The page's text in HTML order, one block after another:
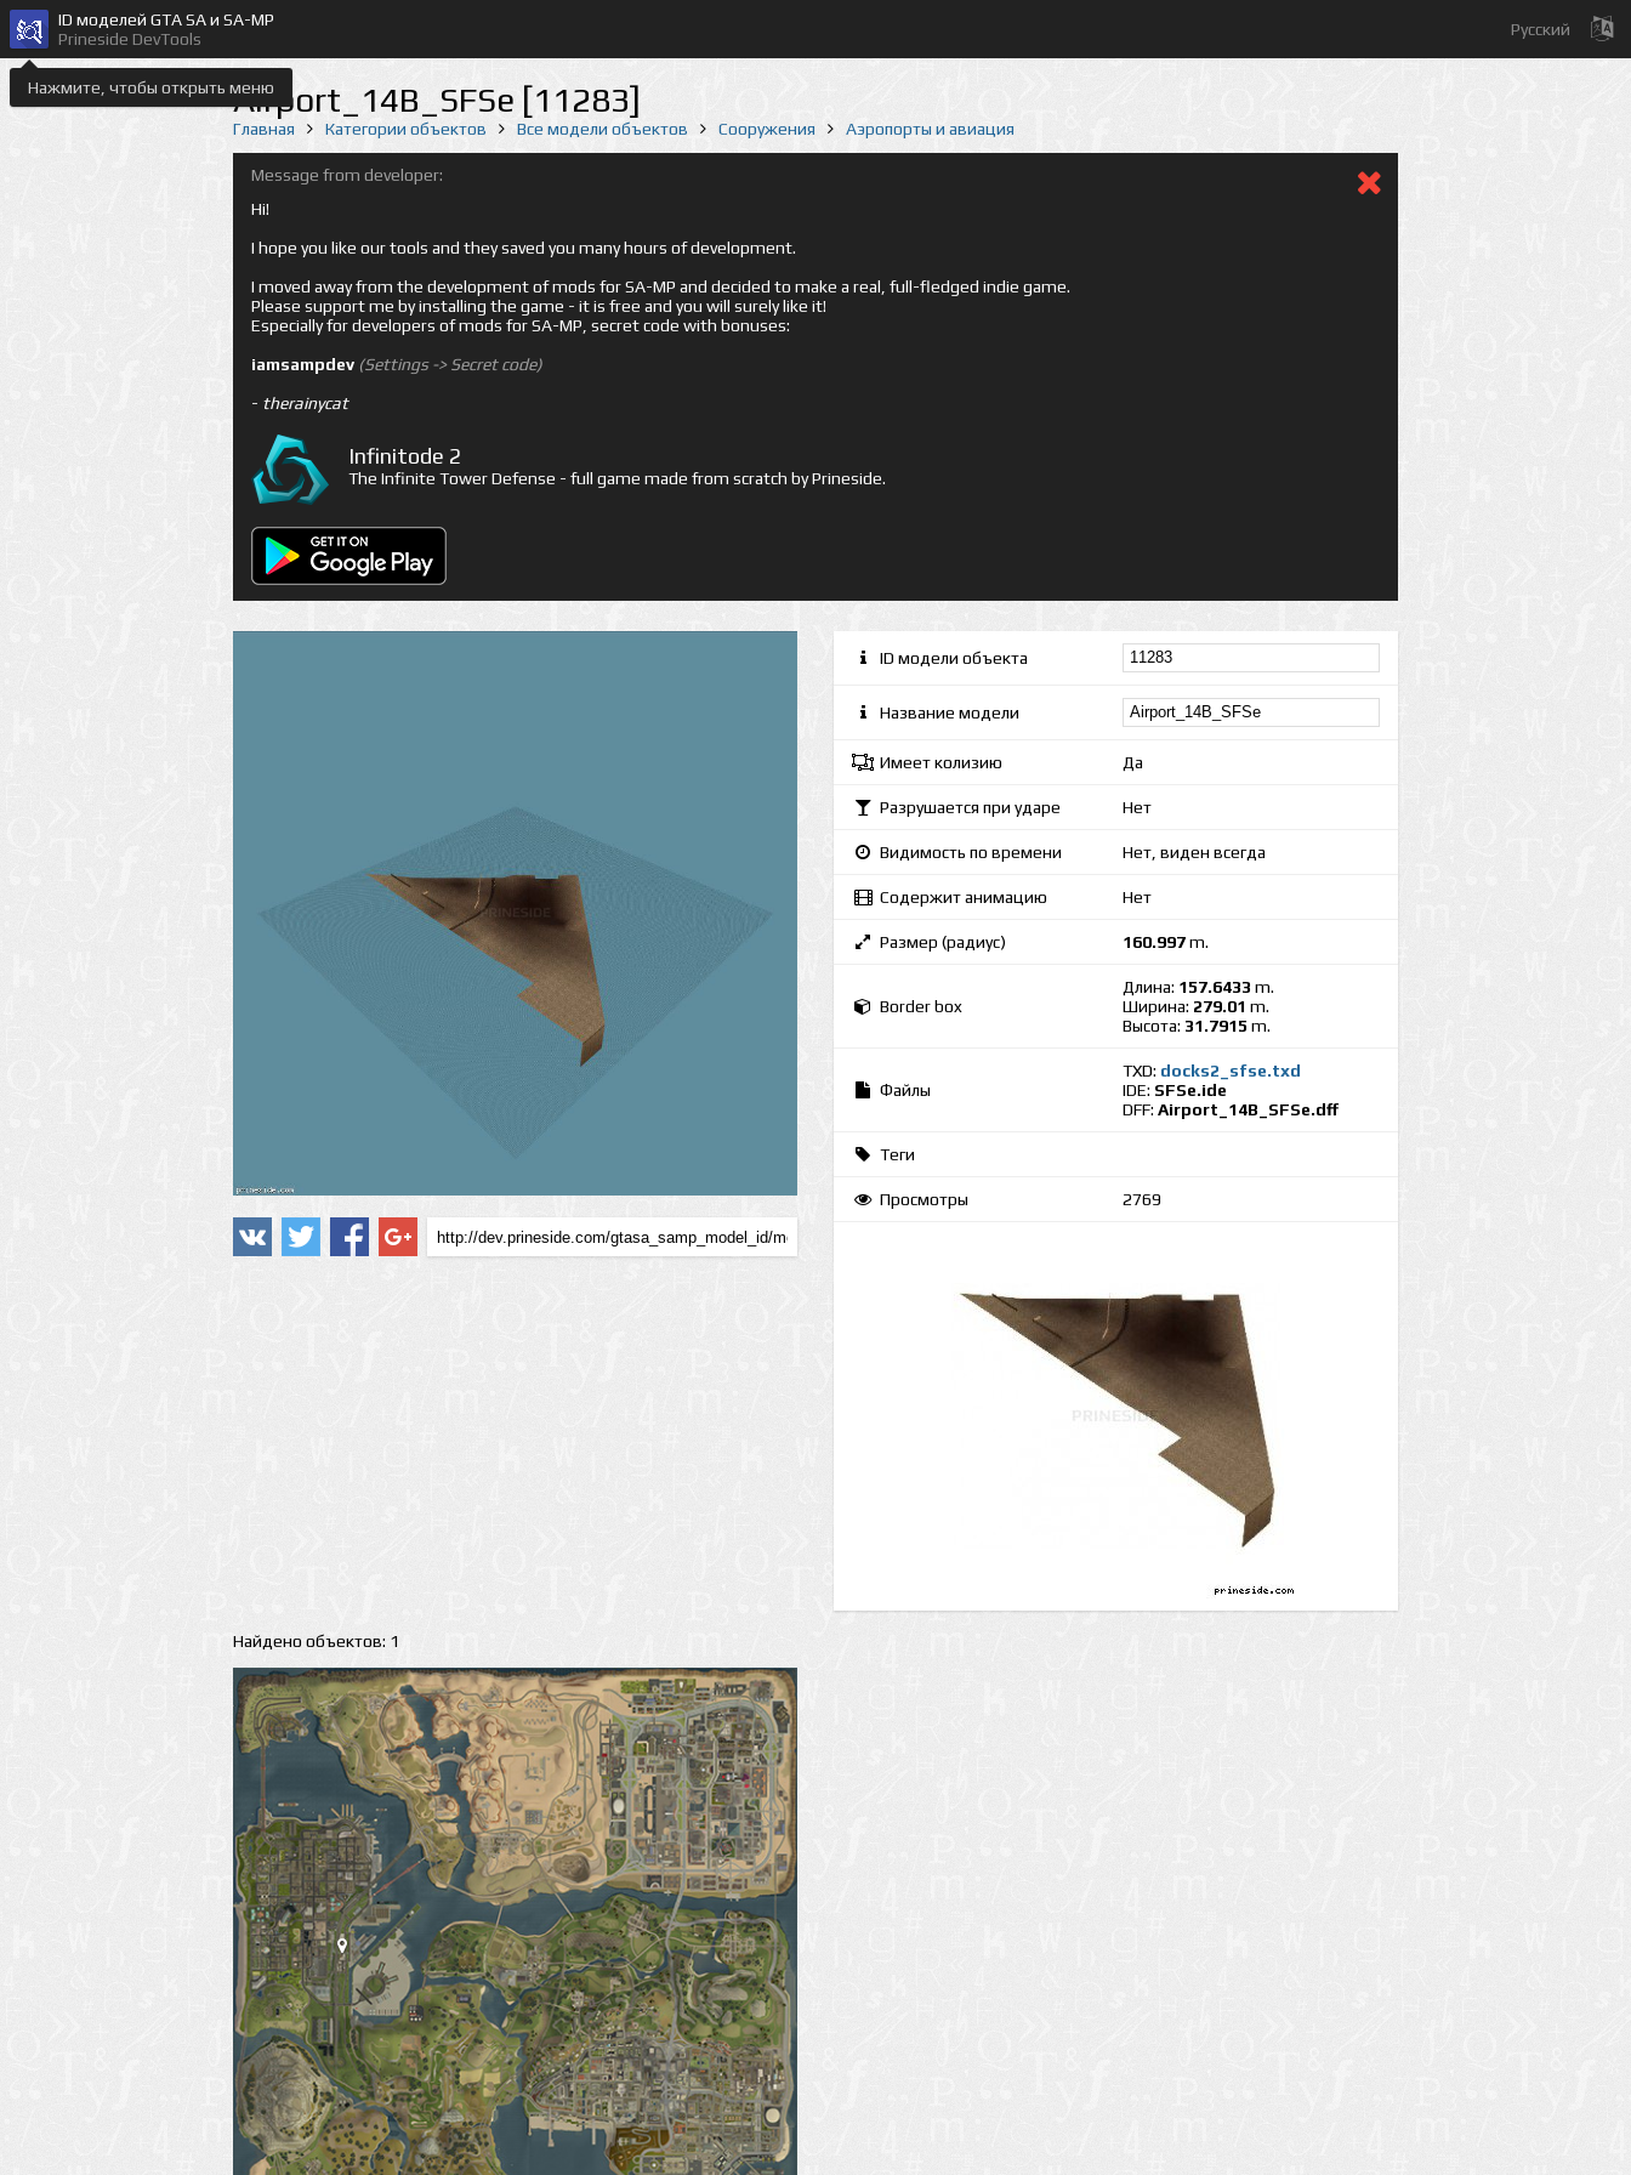
Нажмите, чтобы открыть меню
ID моделей GTA SA и SA-MP
Prineside DevTools
Русский
Airport_14B_SFSe [11283]
Главная Категории объектов Все модели объектов Сооружения Аэропорты и авиация
Message from developer:
Hi!
I hope you like our tools and they saved you many hours of development.
I moved away from the development of mods for SA-MP and decided to make a real, full-fledged indie game.
Please support me by installing the game - it is free and you will surely like it!
Especially for developers of mods for SA-MP, secret code with bonuses:
iamsampdev (Settings -> Secret code)
- therainycat
Infinitode 2
The Infinite Tower Defense - full game made from scratch by Prineside.
Найдено объектов: 1
ID модели объекта
Название модели
Имеет колизию Да
Разрушается при ударе Нет
Видимость по времени Нет, виден всегда
Содержит анимацию Нет
Размер (радиус) 160.997m.
Border box
Длина: 157.6433 m.
Ширина: 279.01 m.
Высота: 31.7915 m.
Файлы
TXD: docks2_sfse.txd
IDE: SFSe.ide
DFF: Airport_14B_SFSe.dff
Теги
Просмотры 2769